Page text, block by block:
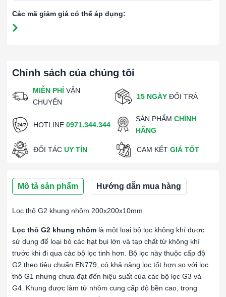
Chính sách của chúng tôi
MIỄN PHÍ VẬN
CHUYỂN
15 NGÀY ĐỔI TRẢ
HOTLINE 0971.344.344
SẢN PHẨMCHÍNH
HÃNG
ĐỐI TÁC UY TÍN CAM KẾT GIÁ TỐT
Mô tả sản phẩm Hướng dẫn mua hàng
Lọc thô G2 khung nhôm 200x200x10mm
Lọc thô G2 khung nhôm là một loại bộ lọc không khí được
sử dụng để loại bỏ các hạt bụi lớn và tạp chất từ không khí
trước khi đi qua các bộ lọc tinh hơn. Bộ lọc này thuộc cấp độ
G2 theo tiêu chuẩn EN779, có khả năng lọc tốt hơn so với lọc
thô G1 nhưng chưa đạt đến hiệu suất của các bộ lọc G3 và
G4. Khung được làm từ nhôm cung cấp độ bền cao, trọng
Các mã giảm giá có thể áp dụng: